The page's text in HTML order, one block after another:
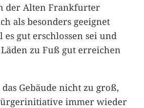
der Alten Frankfurter
als besonders geeignet
gut erschlossen sei und
zu Fuß gut erreichen
Gebäude nicht zu groß,
immer wieder